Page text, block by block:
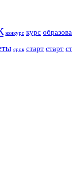
конкурс курс
срок старт старт